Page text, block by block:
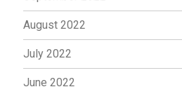
August 2022
July 2022
June 2022